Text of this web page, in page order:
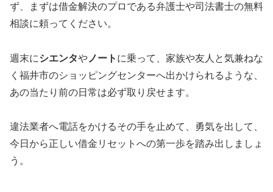
ず、まずは借金解決のプロである弁護士や司法書士の無料
相談に頼ってください。
週末にシエンタや ノート に乗って、家族や友人と気兼ねな
く福井市のショッピングセンターへ出かけられるような、
あの当たり前の日常は必ず取り戻せます。
違法業者へ電話をかけるその手を止めて、勇気を出して、
今日から正しい借金リセットへの第一歩を踏み出しましょ
う。